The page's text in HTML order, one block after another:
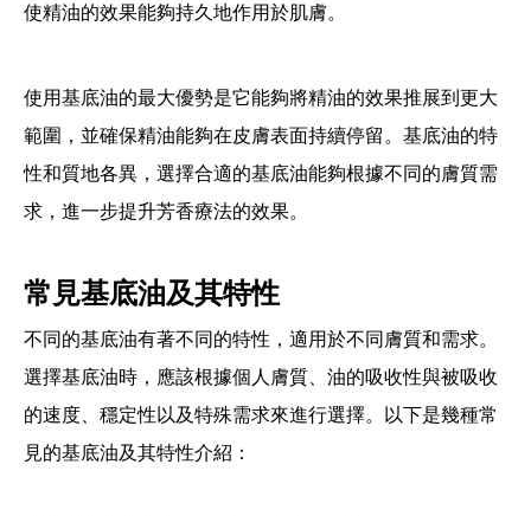
使精油的效果能夠持久地作用於肌膚。
使用基底油的最大優勢是它能夠將精油的效果推展到更大
範圍，並確保精油能夠在皮膚表面持續停留。基底油的特
性和質地各異，選擇合適的基底油能夠根據不同的膚質需
求，進一步提升芳香療法的效果。
常見基底油及其特性
不同的基底油有著不同的特性，適用於不同膚質和需求。
選擇基底油時，應該根據個人膚質、油的吸收性與被吸收
的速度、穩定性以及特殊需求來進行選擇。以下是幾種常
見的基底油及其特性介紹：